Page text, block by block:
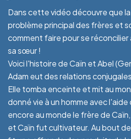
Dans cette vidéo découvre que
problème principal des frères et
comment faire pour se
sa sœur !
Voici l'histoire de Caïn et Abel
Adam eut des relations
Elle tomba enceinte et mit au
donné vie à un homme avec
encore au monde le frère de
et Caïn fut cultivateur. Au bout